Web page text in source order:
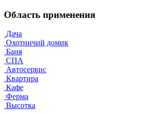
Область применения
Дача
Охотничий домик
Баня
СПА
Автосервис
Квартира
Кафе
Ферма
Высотка